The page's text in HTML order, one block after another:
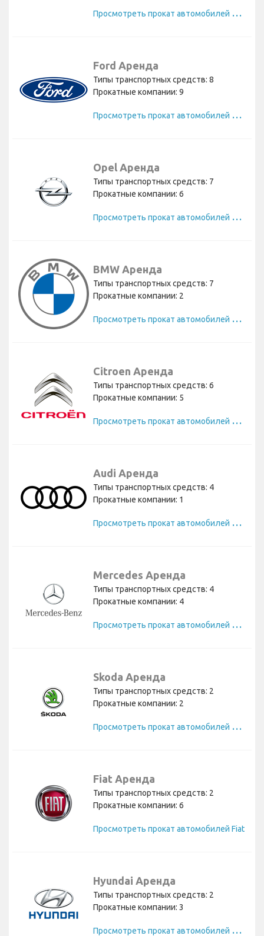
П
росмотреть прокат автомобилей Toyota
Ford Аренда
Типы транспортных средств: 8
Прокатные компании: 9
П
росмотреть прокат автомобилей Ford
Opel Аренда
Типы транспортных средств: 7
Прокатные компании: 6
П
росмотреть прокат автомобилей Opel
BMW Аренда
Типы транспортных средств: 7
Прокатные компании: 2
П
росмотреть прокат автомобилей BMW
Citroen Аренда
Типы транспортных средств: 6
Прокатные компании: 5
П
росмотреть прокат автомобилей Citroen
Audi Аренда
Типы транспортных средств: 4
Прокатные компании: 1
П
росмотреть прокат автомобилей Audi
Mercedes Аренда
Типы транспортных средств: 4
Прокатные компании: 4
П
росмотреть прокат автомобилей Mercedes
Skoda Аренда
Типы транспортных средств: 2
Прокатные компании: 2
П
росмотреть прокат автомобилей Skoda
Fiat Аренда
Типы транспортных средств: 2
Прокатные компании: 6
Просмотреть прокат автомобилей Fiat
Hyundai Аренда
Типы транспортных средств: 2
Прокатные компании: 3
П
росмотреть прокат автомобилей Hyundai